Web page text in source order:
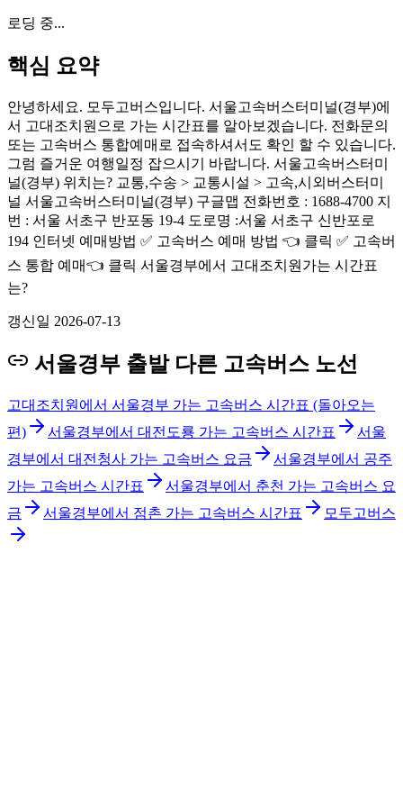
로딩 중...
핵심 요약
안녕하세요. 모두고버스입니다. 서울고속버스터미널(경부)에
서 고대조치원으로 가는 시간표를 알아보겠습니다. 전화문의
또는 고속버스 통합예매로 접속하셔서도 확인 할 수 있습니다.
그럼 즐거운 여행일정 잡으시기 바랍니다. 서울고속버스터미
널(경부) 위치는? 교통,수송 > 교통시설 > 고속,시외버스터미
널 서울고속버스터미널(경부) 구글맵 전화번호 : 1688-4700 지
번 : 서울 서초구 반포동 19-4 도로명 :서울 서초구 신반포로
194 인터넷 예매방법 ✅ 고속버스 예매 방법 👈 클릭 ✅ 고속버
스 통합 예매👈 클릭 서울경부에서 고대조치원가는 시간표
는?
갱신일 2026-07-13
서울경부 출발 다른 고속버스 노선
고대조치원에서 서울경부 가는 고속버스 시간표 (돌아오는
편)
서울경부에서 대전도룡 가는 고속버스 시간표
서울
경부에서 대전청사 가는 고속버스 요금
서울경부에서 공주
가는 고속버스 시간표
서울경부에서 춘천 가는 고속버스 요
금
서울경부에서 점촌 가는 고속버스 시간표 모두고버스